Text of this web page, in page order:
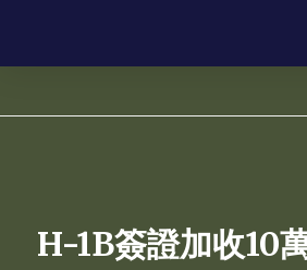
H-1B簽證加收10